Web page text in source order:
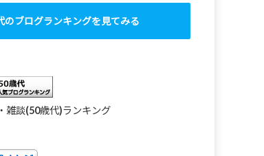
のブログランキングを見てみる
雑談(50歳代)ランキング